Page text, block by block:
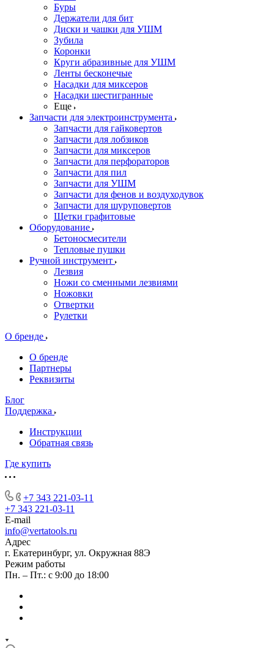
Буры
Держатели для бит
Диски и чашки для УШМ
Зубила
Коронки
Круги абразивные для УШМ
Ленты бесконечые
Насадки для миксеров
Насадки шестигранные
Еще
Запчасти для электроинструмента
Запчасти для гайковертов
Запчасти для лобзиков
Запчасти для миксеров
Запчасти для перфораторов
Запчасти для пил
Запчасти для УШМ
Запчасти для фенов и воздуходувок
Запчасти для шуруповертов
Щетки графитовые
Оборудование
Бетоносмесители
Тепловые пушки
Ручной инструмент
Лезвия
Ножи со сменными лезвиями
Ножовки
Отвертки
Рулетки
О бренде
О бренде
Партнеры
Реквизиты
Блог
Поддержка
Инструкции
Обратная связь
Где купить
+7 343 221-03-11
+7 343 221-03-11
E-mail
info@vertatools.ru
Адрес
г. Екатеринбург, ул. Окружная 88Э
Режим работы
Пн. – Пт.: с 9:00 до 18:00